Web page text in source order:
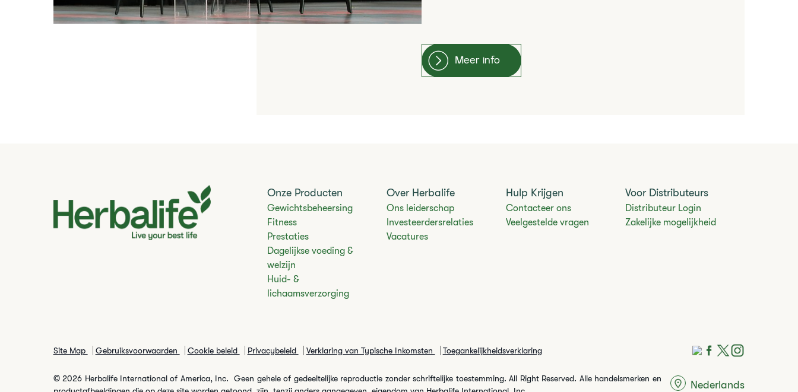
Meer info
Onze Producten
Gewichtsbeheersing
Fitness
Prestaties
Dagelijkse voeding &
welzijn
Huid- &
lichaamsverzorging
Over Herbalife
Ons leiderschap
Investeerdersrelaties
Vacatures
Hulp Krijgen
Contacteer ons
Veelgestelde vragen
Voor Distributeurs
Distributeur Login
Zakelijke mogelijkheid
Site Map Gebruiksvoorwaarden Cookie beleid Privacybeleid Verklaring van Typische Inkomsten Toegankelijkheidsverklaring
© 2026 Herbalife International of America, Inc. Geen gehele of gedeeltelijke reproductie zonder schriftelijke toestemming. All Right Reserved. Alle handelsmerken en
Nederlands